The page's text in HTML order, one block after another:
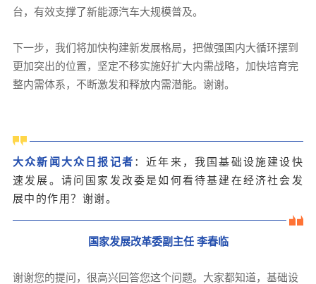
台，有效支撑了新能源汽车大规模普及。
下一步，我们将加快构建新发展格局，把做强国内大循环摆到
更加突出的位置，坚定不移实施好扩大内需战略，加快培育完
整内需体系，不断激发和释放内需潜能。谢谢。
大众新闻大众日报记者 ：近年来，我国基础设施建设快
速发展。请问国家发改委是如何看待基建在经济社会发
展中的作用？谢谢。
国家发展改革委副主任 李春临
谢谢您的提问，很高兴回答您这个问题。大家都知道，基础设